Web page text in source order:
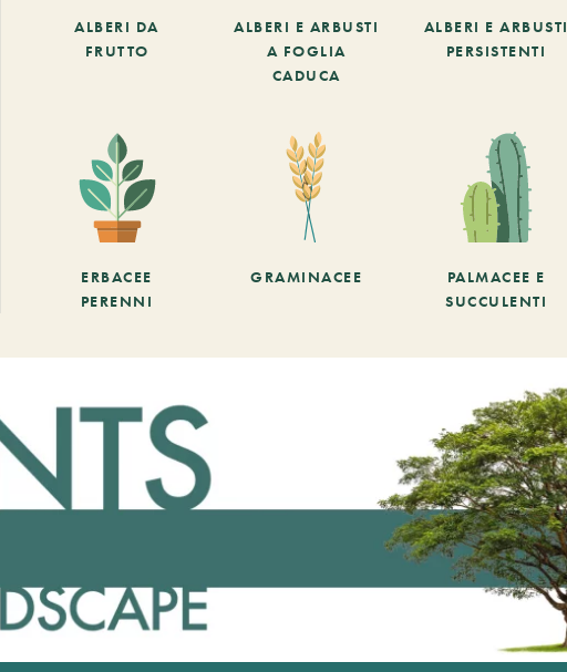
ALBERI DA
FRUTTO
ALBERI E ARBUSTI
A FOGLIA
CADUCA
ALBERI E ARBUSTI
PERSISTENTI
ERBACEE
PERENNI
GRAMINACEE
PALMACEE E
SUCCULENTI